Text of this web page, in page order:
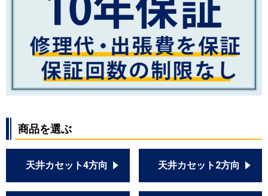
商品を選ぶ
天井カセット4方向 天井カセット2方向